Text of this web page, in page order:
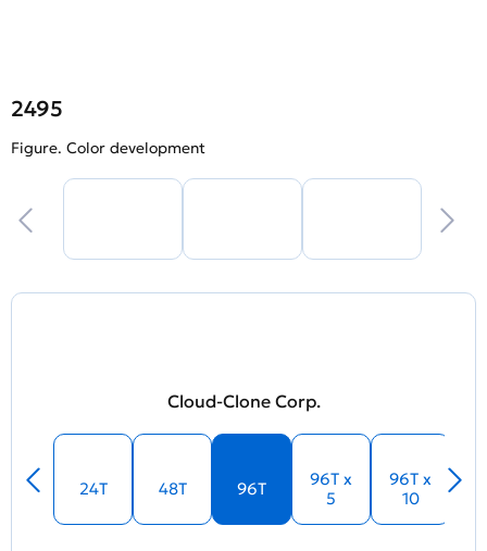
2495
Figure. Color development
Cloud-Clone Corp.
24T 48T 96T
96T x
5
96T x
10